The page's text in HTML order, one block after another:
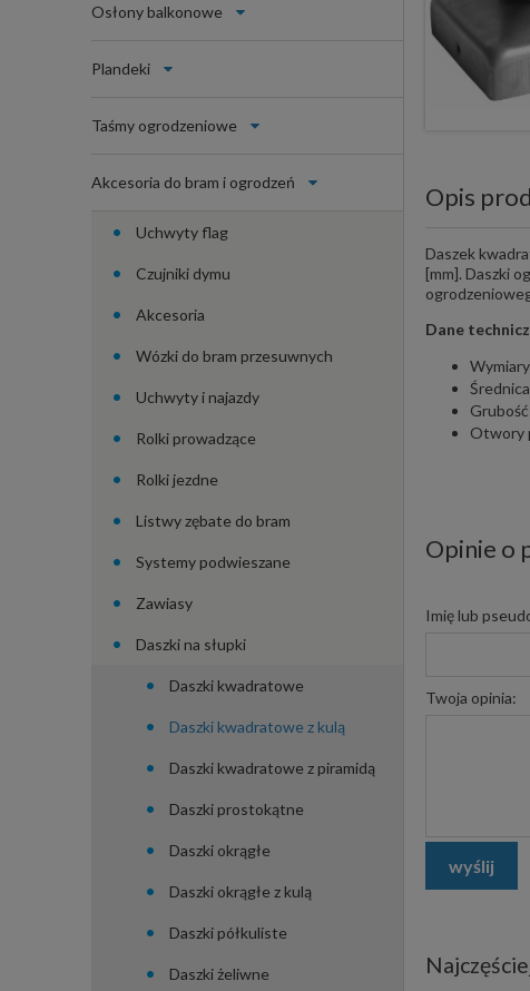
Osłony balkonowe
Plandeki
Taśmy ogrodzeniowe
Akcesoria do bram i ogrodzeń
Uchwyty flag
Czujniki dymu
Akcesoria
Wózki do bram przesuwnych
Uchwyty i najazdy
Rolki prowadzące
Rolki jezdne
Listwy zębate do bram
Systemy podwieszane
Zawiasy
Daszki na słupki
Daszki kwadratowe
Daszki kwadratowe z kulą
Daszki kwadratowe z piramidą
Daszki prostokątne
Daszki okrągłe
Daszki okrągłe z kulą
Daszki półkuliste
Daszki żeliwne
Opis
Daszek
[mm]. Daszki
Dane
Otwory
Opinie o
Imię lub
Twoja opinia:
wyślij